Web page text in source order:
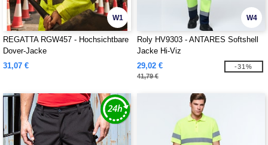
W1
REGATTA RGW457 - Hochsichtbare
Dover-Jacke
31,07 €
W4
Roly HV9303 - ANTARES Softshell
Jacke Hi-Viz
29,02 €
41,79 €
-31%